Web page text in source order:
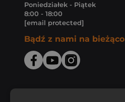
Poniedziałek - Piątek
8:00 - 18:00
[email protected]
Bądź z nami na bieżąco